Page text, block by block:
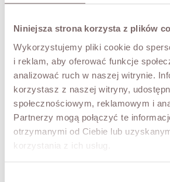
Niniejsza strona korzysta z plików
Wykorzystujemy pliki cookie do
i reklam, aby oferować funkcje
analizować ruch w naszej witrynie.
korzystasz z naszej witryny,
społecznościowym, reklamowym i
Partnerzy mogą połączyć te
otrzymanymi od Ciebie lub
korzystania z ich usług.
NOWOŚĆ! PRZYMIERZ
OPIS
Elegancka sukienka o długości midi
ozdobnego haftu o kwiatowym
dopasowaną halkę, która zapewnia
odpowiednie krycie, jednocześnie
akcentuje sylwetkę, a lekko